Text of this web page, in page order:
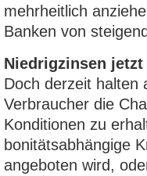
mehrheitlich
Banken von
Niedrigzinsen
Doch derzeit halten
Verbraucher die
Konditionen zu
bonitätsabhängige
angeboten wird,